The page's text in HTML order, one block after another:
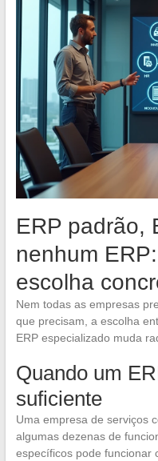
ERP padrão,
nenhum
escolha
Nem todas as empresas
que precisam, a escolha
ERP especializado muda
Quando um
suficiente
Uma empresa de serviços
algumas dezenas de
específicos pode funcionar